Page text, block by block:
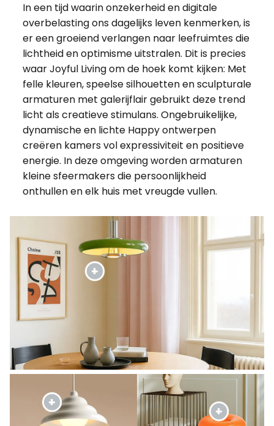
In een tijd waarin onzekerheid en digitale
overbelasting ons dagelijks leven kenmerken, is
er een groeiend verlangen naar leefruimtes die
lichtheid en optimisme uitstralen. Dit is precies
waar Joyful Living om de hoek komt kijken: Met
felle kleuren, speelse silhouetten en sculpturale
armaturen met galerijflair gebruikt deze trend
licht als creatieve stimulans. Ongebruikelijke,
dynamische en lichte Happy ontwerpen
creëren kamers vol expressiviteit en positieve
energie. In deze omgeving worden armaturen
kleine sfeermakers die persoonlijkheid
onthullen en elk huis met vreugde vullen.